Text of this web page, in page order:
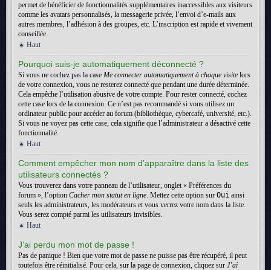
permet de bénéficier de fonctionnalités supplémentaires inaccessibles aux visiteurs
comme les avatars personnalisés, la messagerie privée, l’envoi d’e-mails aux
autres membres, l’adhésion à des groupes, etc. L’inscription est rapide et vivement
conseillée.
Haut
Pourquoi suis-je automatiquement déconnecté ?
Si vous ne cochez pas la case Me connecter automatiquement à chaque visite lors
de votre connexion, vous ne resterez connecté que pendant une durée déterminée.
Cela empêche l’utilisation abusive de votre compte. Pour rester connecté, cochez
cette case lors de la connexion. Ce n’est pas recommandé si vous utilisez un
ordinateur public pour accéder au forum (bibliothèque, cybercafé, université, etc.).
Si vous ne voyez pas cette case, cela signifie que l’administrateur a désactivé cette
fonctionnalité.
Haut
Comment empêcher mon nom d’apparaître dans la liste des
utilisateurs connectés ?
Vous trouverez dans votre panneau de l’utilisateur, onglet « Préférences du
forum », l’option Cacher mon statut en ligne. Mettez cette option sur Oui ainsi
seuls les administrateurs, les modérateurs et vous verrez votre nom dans la liste.
Vous serez compté parmi les utilisateurs invisibles.
Haut
J’ai perdu mon mot de passe !
Pas de panique ! Bien que votre mot de passe ne puisse pas être récupéré, il peut
toutefois être réinitialisé. Pour cela, sur la page de connexion, cliquez sur J’ai